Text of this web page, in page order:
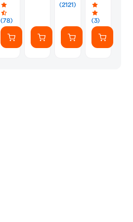
Silver
(78)
(2121)
Φακελάκι
(7
(3)